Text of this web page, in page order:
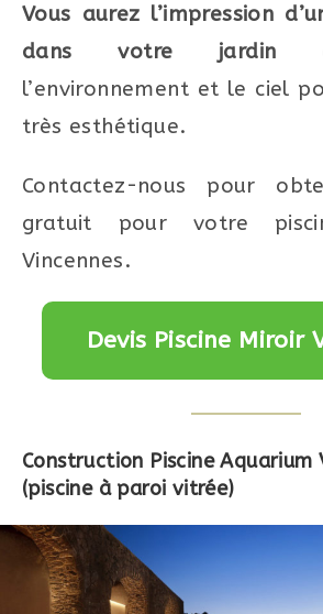
Vous aurez l’impression
dans votre jardin
l’environnement et le ciel
très esthétique.
Contactez-nous pour
gratuit pour votre
Vincennes.
Devis Piscine Miroir
Construction Piscine Aquarium
(piscine à paroi vitrée)